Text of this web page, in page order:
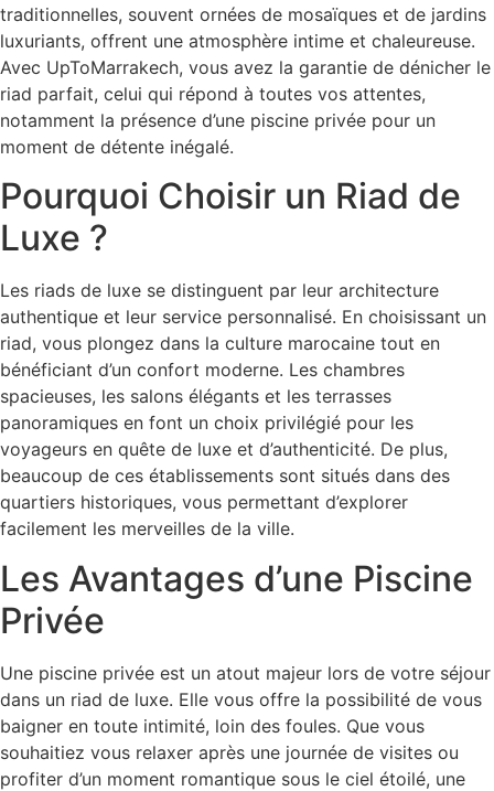
traditionnelles, souvent ornées de mosaïques et de jardins
luxuriants, offrent une atmosphère intime et chaleureuse.
Avec UpToMarrakech, vous avez la garantie de dénicher le
riad parfait, celui qui répond à toutes vos attentes,
notamment la présence d’une piscine privée pour un
moment de détente inégalé.
Pourquoi Choisir un Riad de
Luxe ?
Les riads de luxe se distinguent par leur architecture
authentique et leur service personnalisé. En choisissant un
riad, vous plongez dans la culture marocaine tout en
bénéficiant d’un confort moderne. Les chambres
spacieuses, les salons élégants et les terrasses
panoramiques en font un choix privilégié pour les
voyageurs en quête de luxe et d’authenticité. De plus,
beaucoup de ces établissements sont situés dans des
quartiers historiques, vous permettant d’explorer
facilement les merveilles de la ville.
Les Avantages d’une Piscine
Privée
Une piscine privée est un atout majeur lors de votre séjour
dans un riad de luxe. Elle vous offre la possibilité de vous
baigner en toute intimité, loin des foules. Que vous
souhaitiez vous relaxer après une journée de visites ou
profiter d’un moment romantique sous le ciel étoilé, une